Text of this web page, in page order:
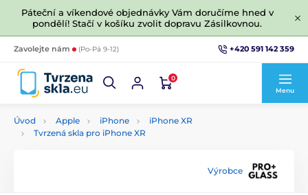
Páteční a víkendové objednávky Vám doručíme hned v
pondělí! Stačí v košíku zvolit dopravu Zásilkovnou.
Zavolejte nám (Po-Pá 9-12) +420 591 142 359
0
Menu
Úvod Apple iPhone
iPhone XR
Tvrzená skla pro iPhone XR
Výrobce